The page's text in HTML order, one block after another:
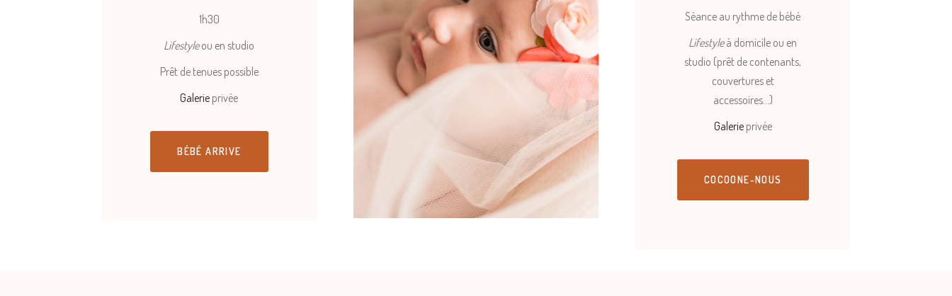
1h30
Lifestyleou en studio
Prêt de tenues possible
Galerie privée
BÉBÉ ARRIVE
Séance au rythme de bébé
Lifestyleà domicile ou en
studio (prêt de contenants,
couvertures et
accessoires…)
Galerieprivée
COCOONE-NOUS